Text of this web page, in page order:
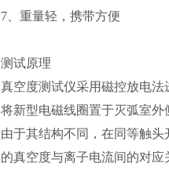
7、重量轻，携带方便
测试原理
真空度测试仪采用磁控放电
将新型电磁线圈置于灭弧室
由于其结构不同，在同等触
的真空度与离子电流间的对